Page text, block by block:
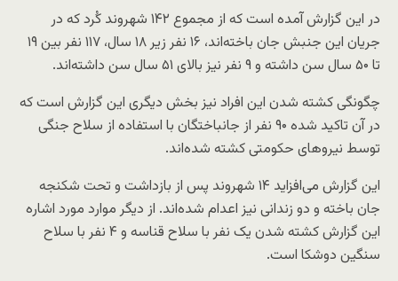
در این گزارش آمده است که از مجموع ۱۴۲ شهروند کُرد که در
جریان این جنبش جان باخته‌اند، ۱۶ نفر زیر ۱۸ سال، ۱۱۷ نفر بین ۱۹
تا ۵۰ سال سن داشته و ۹ نفر نیز بالای ۵۱ سال سن داشته‌اند.
چگونگی کشته شدن این افراد نیز بخش دیگری این گزارش است که
در آن تاکید شده ۹۰ نفر از جانباختگان با استفاده از سلاح جنگی
توسط نیروهای حکومتی کشته شده‌اند.
این گزارش می‌افزاید ۱۴ شهروند پس از بازداشت و تحت شکنجه
جان باخته و دو زندانی نیز اعدام شده‌اند. از دیگر موارد مورد اشاره
این گزارش کشته شدن یک نفر با سلاح قناسه و ۴ نفر با سلاح
سنگین دوشکا است.